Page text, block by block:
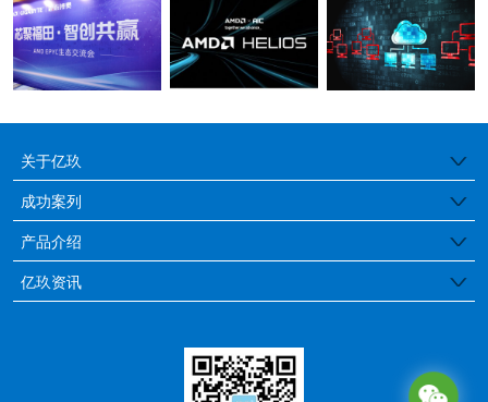
关于亿玖
公司简介
品牌特色
发展历程
成功案列
医疗行业
金融保险
产品介绍
边缘工控服务器
亿玖资讯